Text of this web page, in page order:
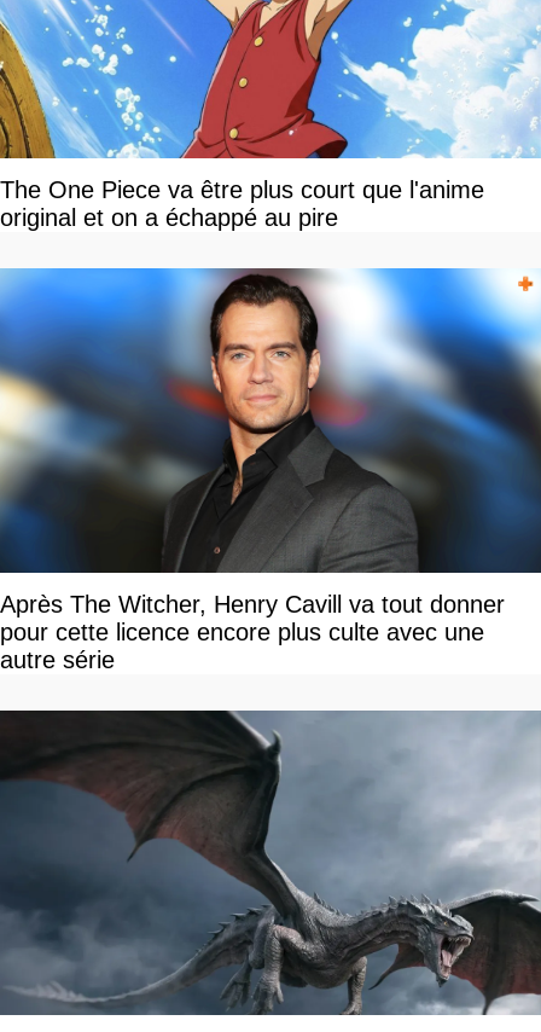
The One Piece va être plus court que l'anime
original et on a échappé au pire
Après The Witcher, Henry Cavill va tout donner
pour cette licence encore plus culte avec une
autre série